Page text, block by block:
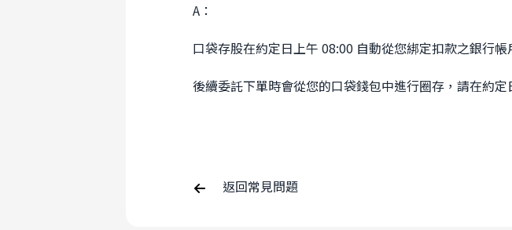
A：
口袋存股在約定日上午 08:00 自動從您綁定扣款之銀行
後續委託下單時會從您的口袋錢包中進行圈存，請在約定
返回常見問題